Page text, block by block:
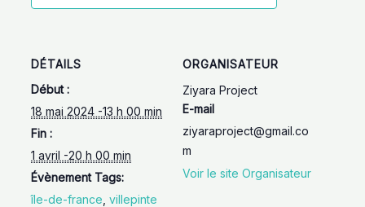
DÉTAILS
Début :
18 mai 2024 -13 h 00 min
Fin :
1 avril -20 h 00 min
Évènement Tags:
île-de-france ,villepinte
ORGANISATEUR
Ziyara Project
E-mail
ziyaraproject@gmail.co
m
Voir le site Organisateur